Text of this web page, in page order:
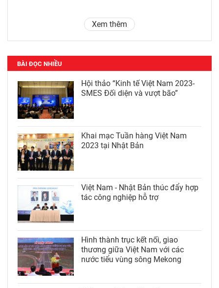
Xem thêm
BÀI ĐỌC NHIỀU
Hội thảo “Kinh tế Việt Nam 2023-
SMES Đối diện và vượt bão”
Khai mạc Tuần hàng Việt Nam
2023 tại Nhật Bản
Việt Nam - Nhật Bản thúc đẩy hợp
tác công nghiệp hỗ trợ
Hình thành trục kết nối, giao
thương giữa Việt Nam với các
nước tiểu vùng sông Mekong